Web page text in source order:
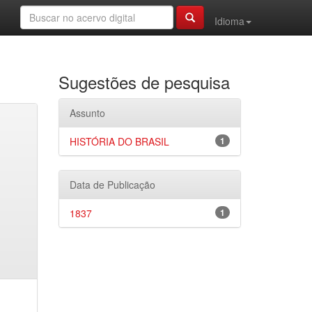
Idioma
Sugestões de pesquisa
Assunto
1
HISTÓRIA DO BRASIL
Data de Publicação
1
1837